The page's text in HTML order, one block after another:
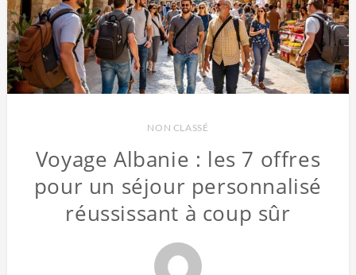
NON CLASSÉ
Voyage Albanie : les 7 offres
pour un séjour personnalisé
réussissant à coup sûr